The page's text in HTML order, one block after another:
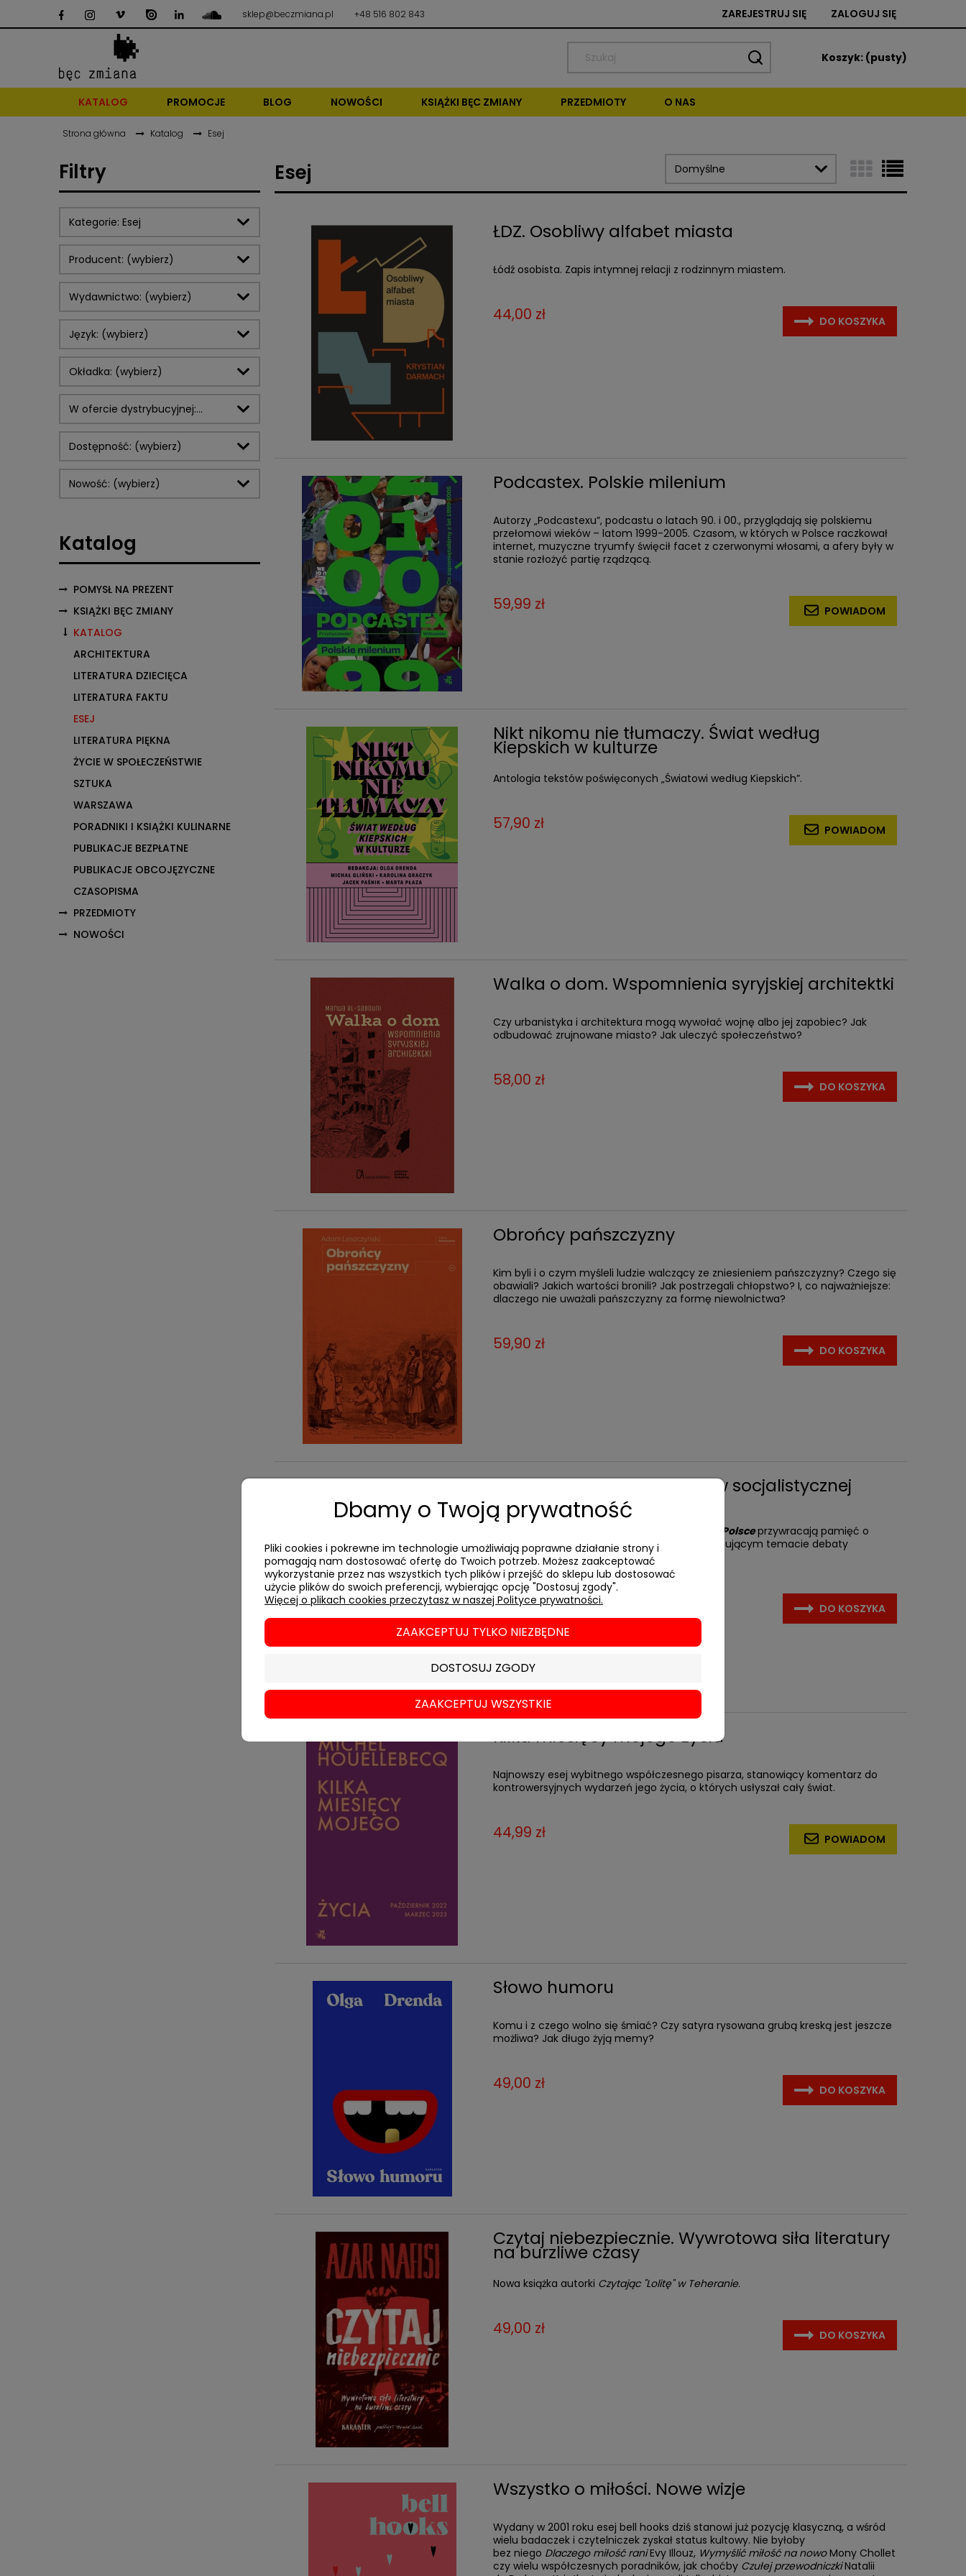
sklep@beczmiana.pl +48 516 802 843 ZAREJESTRUJ SIĘ ZALOGUJ SIĘ
Koszyk: (pusty)
KATALOG PROMOCJE BLOG NOWOŚCI KSIĄŻKI BĘC ZMIANY PRZEDMIOTY O NAS
Strona główna Katalog Esej
Filtry
Kategorie: Esej
Producent: (wybierz)
Wydawnictwo: (wybierz)
Język: (wybierz)
Okładka: (wybierz)
W ofercie dystrybucyjnej:
(wybierz)
Dostępność: (wybierz)
Nowość: (wybierz)
Katalog
POMYSŁ NA PREZENT
KSIĄŻKI BĘC ZMIANY
KATALOG
ARCHITEKTURA
LITERATURA DZIECIĘCA
LITERATURA FAKTU
ESEJ
LITERATURA PIĘKNA
ŻYCIE W SPOŁECZEŃSTWIE
SZTUKA
WARSZAWA
PORADNIKI I KSIĄŻKI KULINARNE
PUBLIKACJE BEZPŁATNE
PUBLIKACJE OBCOJĘZYCZNE
CZASOPISMA
PRZEDMIOTY
NOWOŚCI
Esej
ŁDZ. Osobliwy alfabet miasta
Łódź osobista. Zapis intymnej relacji z rodzinnym miastem.
44,00 zł DO KOSZYKA
Podcastex. Polskie milenium
Autorzy „Podcastexu”, podcastu o latach 90. i 00., przyglądają się polskiemu
przełomowi wieków – latom 1999-2005. Czasom, w których w Polsce raczkował
internet, muzyczne tryumfy święcił facet z czerwonymi włosami, a afery były w
stanie rozłożyć partię rządzącą.
59,99 zł POWIADOM
Nikt nikomu nie tłumaczy. Świat według
Kiepskich w kulturze
Antologia tekstów poświęconych „Światowi według Kiepskich”.
57,90 zł POWIADOM
Walka o dom. Wspomnienia syryjskiej architektki
Czy urbanistyka i architektura mogą wywołać wojnę albo jej zapobiec? Jak
odbudować zrujnowane miasto? Jak uleczyć społeczeństwo?
58,00 zł DO KOSZYKA
Obrońcy pańszczyzny
Kim byli i o czym myśleli ludzie walczący ze zniesieniem pańszczyzny? Czego się
obawiali? Jakich wartości bronili? Jak postrzegali chłopstwo? I, co najważniejsze:
dlaczego nie uważali pańszczyzny za formę niewolnictwa?
59,90 zł DO KOSZYKA
Poruszeni. Awans i emocje w socjalistycznej
Polsce
Awans i emocje w socjalistycznej Polsceprzywracają pamięć o
doświadczeniu mobilności społecznej, elektryzującym temacie debaty
publicznej okresu PRLu.
74,90 zł DO KOSZYKA
Kilka miesięcy mojego życia
Najnowszy esej wybitnego współczesnego pisarza, stanowiący komentarz do
kontrowersyjnych wydarzeń jego życia, o których usłyszał cały świat.
44,99 zł POWIADOM
Słowo humoru
Komu i z czego wolno się śmiać? Czy satyra rysowana grubą kreską jest jeszcze
możliwa? Jak długo żyją memy?
49,00 zł DO KOSZYKA
Czytaj niebezpiecznie. Wywrotowa siła literatury
na burzliwe czasy
Nowa książka autorki Czytając "Lolitę" w Teheranie.
49,00 zł DO KOSZYKA
Wszystko o miłości. Nowe wizje
Wydany w 2001 roku esej bell hooks dziś stanowi już pozycję klasyczną, a wśród
wielu badaczek i czytelniczek zyskał status kultowy. Nie byłoby
bez niego Dlaczego miłość raniEvy Illouz, Wymyślić miłość na nowoMony Chollet
czy wielu współczesnych poradników, jak choćby Czułej przewodniczkiNatalii
Dbamy o Twoją prywatność
Pliki cookies i pokrewne im technologie umożliwiają poprawne działanie strony i
pomagają nam dostosować ofertę do Twoich potrzeb. Możesz zaakceptować
wykorzystanie przez nas wszystkich tych plików i przejść do sklepu lub dostosować
użycie plików do swoich preferencji, wybierając opcję "Dostosuj zgody".
Więcej o plikach cookies przeczytasz w naszej Polityce prywatności.
ZAAKCEPTUJ TYLKO NIEZBĘDNE
DOSTOSUJ ZGODY
ZAAKCEPTUJ WSZYSTKIE